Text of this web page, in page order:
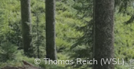
© Thomas Reich (WSL)